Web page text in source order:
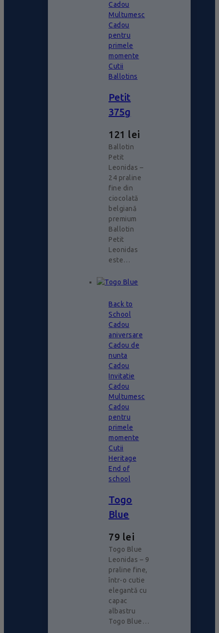
Cadou
Multumesc
Cadou
pentru
primele
momente
Cutii
Ballotins
Petit
375g
121 lei
Ballotin
Petit
Leonidas –
24 praline
fine din
ciocolată
belgiană
premium
Ballotin
Petit
Leonidas
este…
Back to
School
Cadou
aniversare
Cadou de
nunta
Cadou
Invitatie
Cadou
Multumesc
Cadou
pentru
primele
momente
Cutii
Heritage
End of
school
Togo
Blue
79 lei
Togo Blue
Leonidas – 9
praline fine,
într-o cutie
elegantă cu
capac
albastru
Togo Blue…